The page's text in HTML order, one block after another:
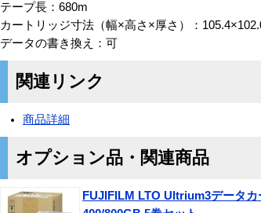
テープ長：680m
カートリッジ寸法（幅×高さ×厚さ）：
データの書き換え：可
関連リンク
商品詳細
オプション品・関連商品
FUJIFILM LTO Ultrium3データカ